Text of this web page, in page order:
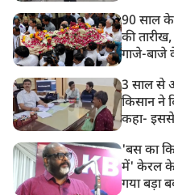
90 साल के
की
गाजे-बाजे
3 साल से
किसान ने
कहा-
'बस का
में' केरल के
गया बड़ा